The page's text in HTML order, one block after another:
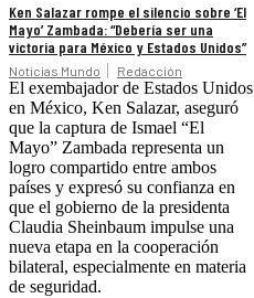
Ken Salazar rompe el silencio sobre ‘El
Mayo’ Zambada: “Debería ser una
victoria para México y Estados Unidos”
Noticias Mundo Redacción
El exembajador de Estados Unidos
en México, Ken Salazar, aseguró
que la captura de Ismael “El
Mayo” Zambada representa un
logro compartido entre ambos
países y expresó su confianza en
que el gobierno de la presidenta
Claudia Sheinbaum impulse una
nueva etapa en la cooperación
bilateral, especialmente en materia
de seguridad.